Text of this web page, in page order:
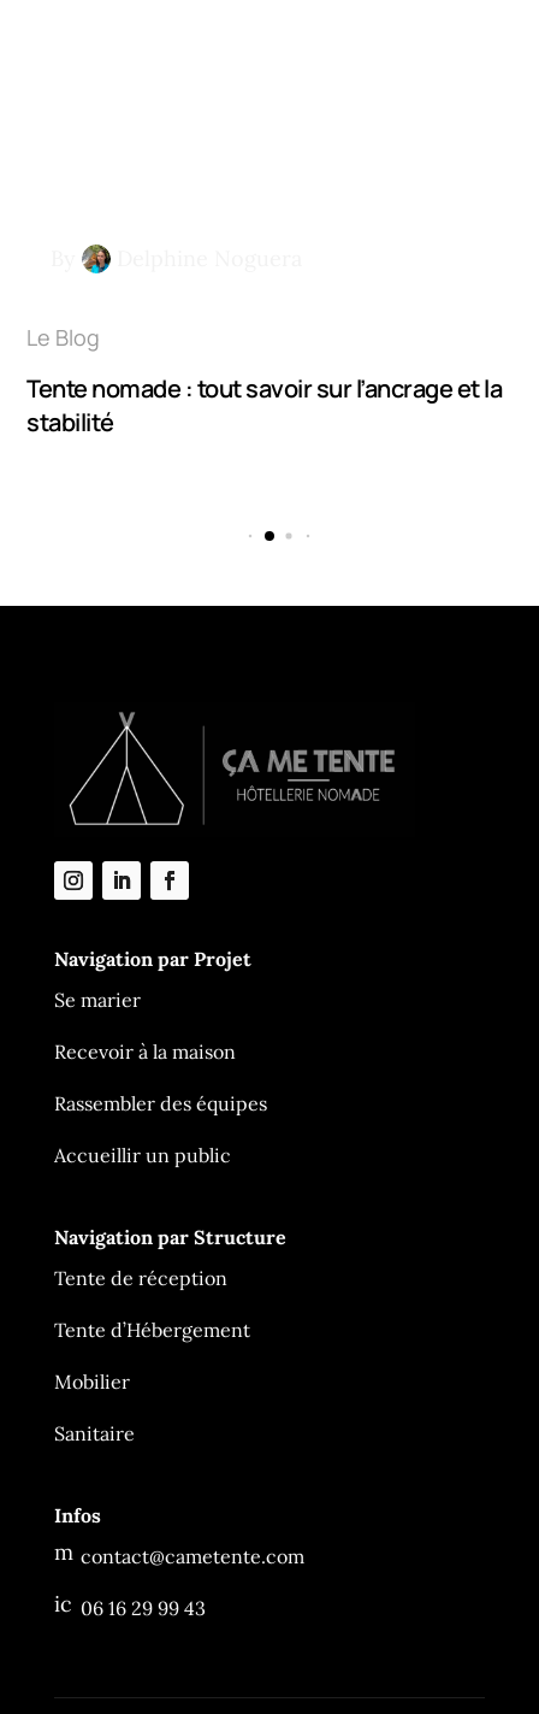
Le Blog
Tente nomade : tout savoir sur l’ancrage et la
stabilité
Navigation par Projet
Se marier
Recevoir à la maison
Rassembler des équipes
Accueillir un public
Navigation par Structure
Tente de réception
Tente d’Hébergement
Mobilier
Sanitaire
Infos
m
sa
g
o
contact@cametente.com
ic
p
06 16 29 99 43
Ça Me Tente
En ligne